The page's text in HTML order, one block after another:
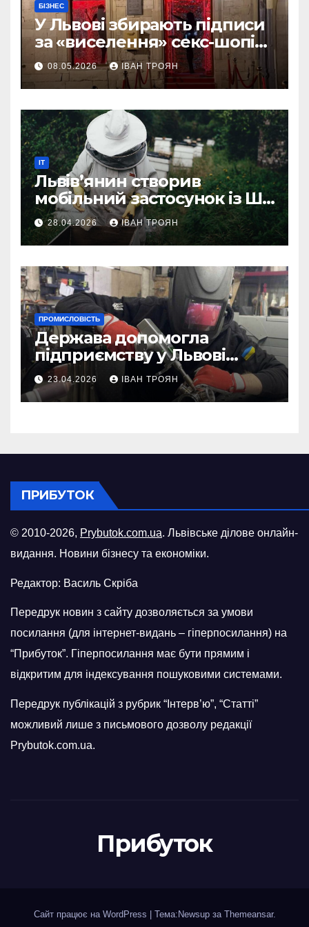
БІЗНЕС
У Львові збирають підписи
за «виселення» секс-шопів
із центру міста
08.05.2026 ІВАН ТРОЯН
IT
Львів’янин створив
мобільний застосунок із ШІ-
асистентом для бджолярів
28.04.2026 ІВАН ТРОЯН
ПРОМИСЛОВІСТЬ
Держава допомогла
підприємству у Львові
відновити виробничі
потужності після атаки
російського БПЛА
23.04.2026 ІВАН ТРОЯН
ПРИБУТОК
© 2010-2026, Prybutok.com.ua. Львівське ділове онлайн-
видання. Новини бізнесу та економіки.
Редактор: Василь Скріба
Передрук новин з сайту дозволяється за умови
посилання (для інтернет-видань – гіперпосилання) на
“Прибуток”. Гіперпосилання має бути прямим і
відкритим для індексування пошуковими системами.
Передрук публікацій з рубрик “Інтерв’ю”, “Статті”
можливий лише з письмового дозволу редакції
Prybutok.com.ua.
Прибуток
Сайт працює на WordPress Тема:Newsup за Themeansar.